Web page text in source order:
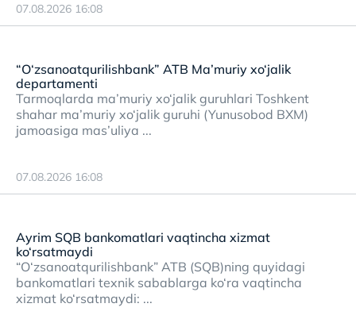
07.08.2026 16:08
“O‘zsanoatqurilishbank” ATB Ma’muriy xo‘jalik
departamenti
Tarmoqlarda ma’muriy xo‘jalik guruhlari Toshkent
shahar ma’muriy xo‘jalik guruhi (Yunusobod BXM)
jamoasiga mas’uliya ...
07.08.2026 16:08
Ayrim SQB bankomatlari vaqtincha xizmat
ko‘rsatmaydi
“O‘zsanoatqurilishbank” ATB (SQB)ning quyidagi
bankomatlari texnik sabablarga ko‘ra vaqtincha
xizmat ko‘rsatmaydi: ...